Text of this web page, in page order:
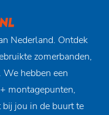
Nederland. Ontdek
zomerbanden,
hebben een
montagepunten,
jou in de buurt te